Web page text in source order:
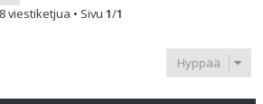
8 viestiketjua • Sivu 1/1
Hyppää